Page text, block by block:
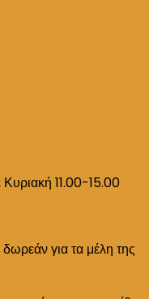
Κυριακή 11.00-15.00
για τα μέλη της